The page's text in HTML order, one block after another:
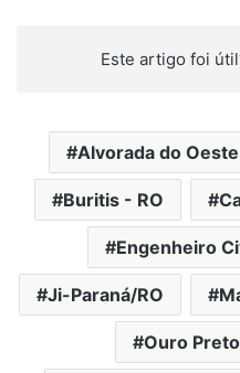
Este artigo foi
Alvorada do Oeste
Buritis - RO
Engenheiro
Ji-Paraná/RO
Ouro